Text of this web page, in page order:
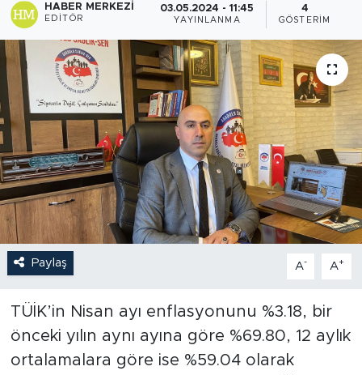
HABER MERKEZI
EDITÖR
03.05.2024 - 11:45
YAYINLANMA
4
GÖSTERIM
Paylaş A- A+
TÜİK’in Nisan ayı enflasyonunu %3.18, bir
önceki yılın aynı ayına göre %69.80, 12 aylık
ortalamalara göre ise %59.04 olarak